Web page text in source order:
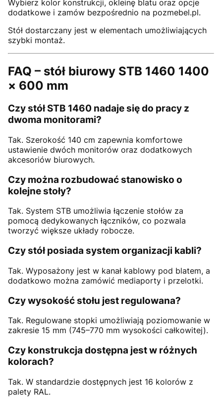
Wybierz kolor konstrukcji, okleinę blatu oraz opcje
dodatkowe i zamów bezpośrednio na pozmebel.pl.
Stół dostarczany jest w elementach umożliwiających
szybki montaż.
FAQ – stół biurowy STB 1460 1400
× 600 mm
Czy stół STB 1460 nadaje się do pracy z
dwoma monitorami?
Tak. Szerokość 140 cm zapewnia komfortowe
ustawienie dwóch monitorów oraz dodatkowych
akcesoriów biurowych.
Czy można rozbudować stanowisko o
kolejne stoły?
Tak. System STB umożliwia łączenie stołów za
pomocą dedykowanych łączników, co pozwala
tworzyć większe układy robocze.
Czy stół posiada system organizacji kabli?
Tak. Wyposażony jest w kanał kablowy pod blatem, a
dodatkowo można zamówić mediaporty i przelotki.
Czy wysokość stołu jest regulowana?
Tak. Regulowane stopki umożliwiają poziomowanie w
zakresie 15 mm (745–770 mm wysokości całkowitej).
Czy konstrukcja dostępna jest w różnych
kolorach?
Tak. W standardzie dostępnych jest 16 kolorów z
palety RAL.